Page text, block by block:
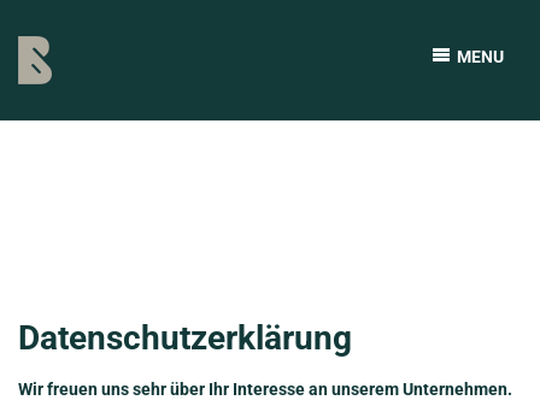
MENU
Datenschutzerklärung
Wir freuen uns sehr über Ihr Interesse an unserem Unternehmen.